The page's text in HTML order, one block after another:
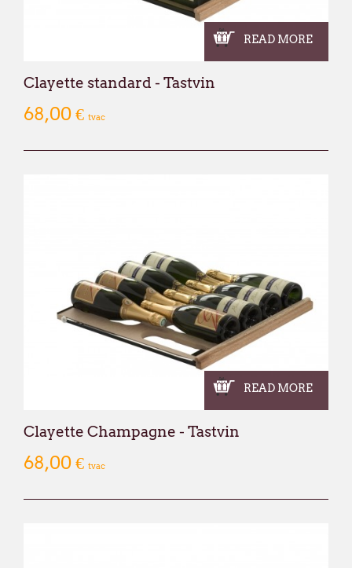
READ MORE
Clayette standard - Tastvin
68,00 € tvac
READ MORE
Clayette Champagne - Tastvin
68,00 € tvac